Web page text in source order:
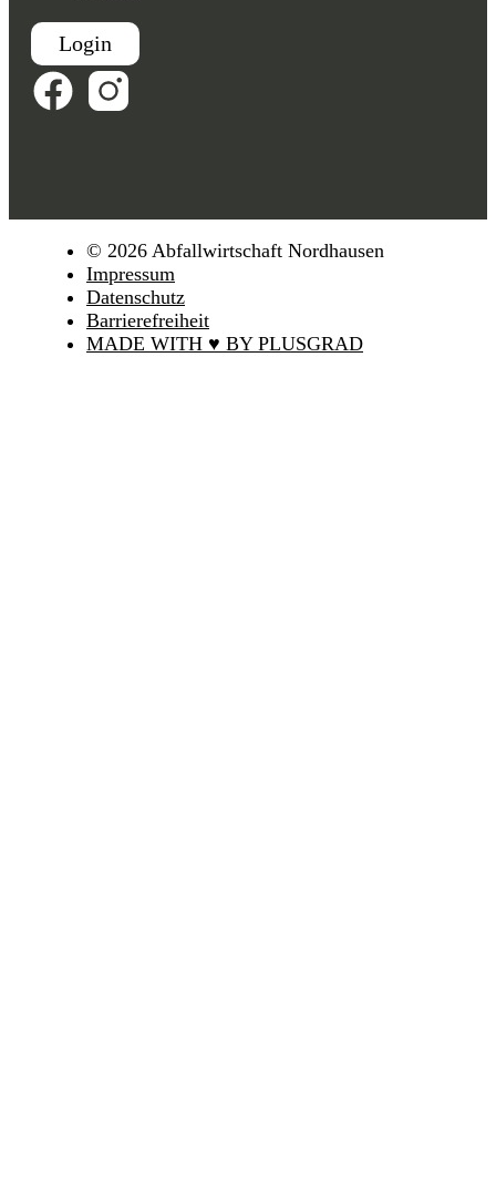
Login
© 2026 Abfallwirtschaft Nordhausen
Impressum
Datenschutz
Barrierefreiheit
MADE WITH ♥ BY PLUSGRAD